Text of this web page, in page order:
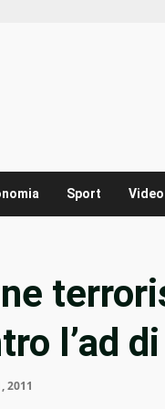
Sport Video
l’ad
2011